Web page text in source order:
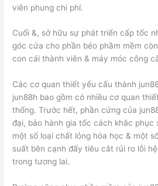
viên phung chi phí.
Cuối &, sở hữu sự phát triển cấp tốc
góc cửa cho phần béo phầm mềm
con cái thành viên & máy móc công
Các cơ quan thiết yếu cấu thành
jun88h bao gồm có nhiều cơ quan
thống. Trước hết, phần cứng của
đại, bảo hành gia tốc cách khắc phục
một số loại chất lỏng hóa học & một
suất bên cạnh đấy tiêu cắt rủi ro lỗi
trong tương lai.